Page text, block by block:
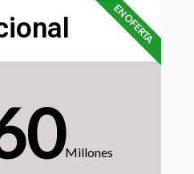
Millones
EN OFERTA